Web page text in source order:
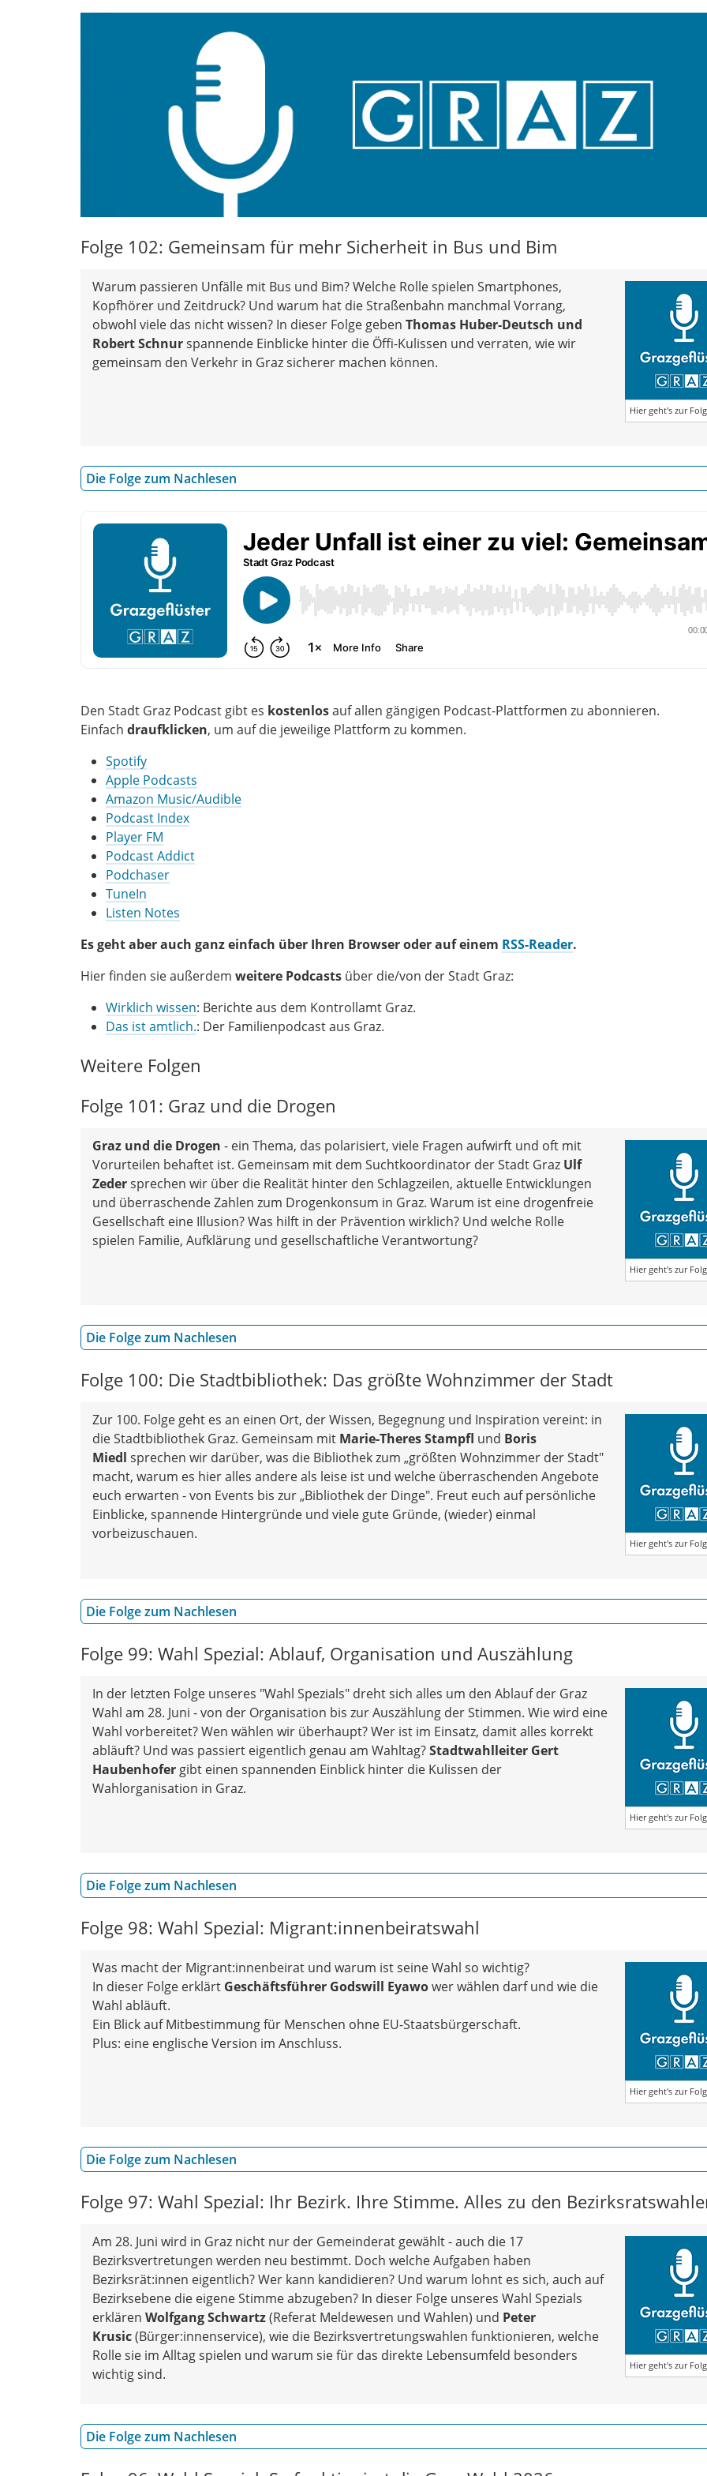
Folge 102: Gemeinsam für mehr Sicherheit in Bus und Bim
Hier geht's zur
Warum passieren Unfälle mit Bus und Bim? Welche Rolle spielen Smartphones,
Kopfhörer und Zeitdruck? Und warum hat die Straßenbahn manchmal Vorrang,
obwohl viele das nicht wissen? In dieser Folge geben Thomas Huber-Deutsch und
Robert Schnurspannende Einblicke hinter die Öffi-Kulissen und verraten, wie wir
gemeinsam den Verkehr in Graz sicherer machen können.
Die Folge zum Nachlesen
Den Stadt Graz Podcast gibt es kostenlosauf allen gängigen Podcast-Plattformen zu abonnieren.
Einfach draufklicken, um auf die jeweilige Plattform zu kommen.
Spotify
Apple Podcasts
Amazon Music/Audible
Podcast Index
Player FM
Podcast Addict
Podchaser
TuneIn
Listen Notes
Es geht aber auch ganz einfach über Ihren Browser oder auf einem RSS-Reader.
Hier finden sie außerdem weitere Podcasts über die/von der Stadt Graz:
Wirklich wissen: Berichte aus dem Kontrollamt Graz.
Das ist amtlich.: Der Familienpodcast aus Graz.
Weitere Folgen
Folge 101: Graz und die Drogen
Hier geht's zur
Graz und die Drogen - ein Thema, das polarisiert, viele Fragen aufwirft und oft mit
Vorurteilen behaftet ist. Gemeinsam mit dem Suchtkoordinator der Stadt Graz Ulf
Zedersprechen wir über die Realität hinter den Schlagzeilen, aktuelle Entwicklungen
und überraschende Zahlen zum Drogenkonsum in Graz. Warum ist eine drogenfreie
Gesellschaft eine Illusion? Was hilft in der Prävention wirklich? Und welche Rolle
spielen Familie, Aufklärung und gesellschaftliche Verantwortung?
Die Folge zum Nachlesen
Folge 100: Die Stadtbibliothek: Das größte Wohnzimmer der Stadt
Hier geht's zur
Zur 100. Folge geht es an einen Ort, der Wissen, Begegnung und Inspiration vereint: in
die Stadtbibliothek Graz. Gemeinsam mit Marie-Theres Stampfl und Boris
Miedl sprechen wir darüber, was die Bibliothek zum „größten Wohnzimmer der Stadt"
macht, warum es hier alles andere als leise ist und welche überraschenden Angebote
euch erwarten - von Events bis zur „Bibliothek der Dinge". Freut euch auf persönliche
Einblicke, spannende Hintergründe und viele gute Gründe, (wieder) einmal
vorbeizuschauen.
Die Folge zum Nachlesen
Folge 99: Wahl Spezial: Ablauf, Organisation und Auszählung
Hier geht's zur
In der letzten Folge unseres "Wahl Spezials" dreht sich alles um den Ablauf der Graz
Wahl am 28. Juni - von der Organisation bis zur Auszählung der Stimmen. Wie wird eine
Wahl vorbereitet? Wen wählen wir überhaupt? Wer ist im Einsatz, damit alles korrekt
abläuft? Und was passiert eigentlich genau am Wahltag?Stadtwahlleiter Gert
Haubenhofer gibt einen spannenden Einblick hinter die Kulissen der
Wahlorganisation in Graz.
Die Folge zum Nachlesen
Folge 98: Wahl Spezial: Migrant:innenbeiratswahl
Hier geht's zur
Was macht der Migrant:innenbeirat und warum ist seine Wahl so wichtig?
In dieser Folge erklärt Geschäftsführer Godswill Eyawower wählen darf und wie die
Wahl abläuft.
Ein Blick auf Mitbestimmung für Menschen ohne EU‑Staatsbürgerschaft.
Plus: eine englische Version im Anschluss.
Die Folge zum Nachlesen
Folge 97: Wahl Spezial: Ihr Bezirk. Ihre Stimme. Alles zu den
Hier geht's zur
Am 28. Juni wird in Graz nicht nur der Gemeinderat gewählt - auch die 17
Bezirksvertretungen werden neu bestimmt. Doch welche Aufgaben haben
Bezirksrät:innen eigentlich? Wer kann kandidieren? Und warum lohnt es sich, auch auf
Bezirksebene die eigene Stimme abzugeben? In dieser Folge unseres Wahl Spezials
erklären Wolfgang Schwartz(Referat Meldewesen und Wahlen) und Peter
Krusic(Bürger:innenservice), wie die Bezirksvertretungswahlen funktionieren, welche
Rolle sie im Alltag spielen und warum sie für das direkte Lebensumfeld besonders
wichtig sind.
Die Folge zum Nachlesen